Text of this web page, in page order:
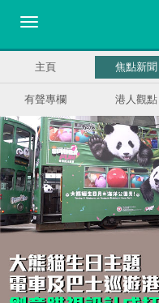
主頁 焦點新聞
有聲專欄 港人觀點